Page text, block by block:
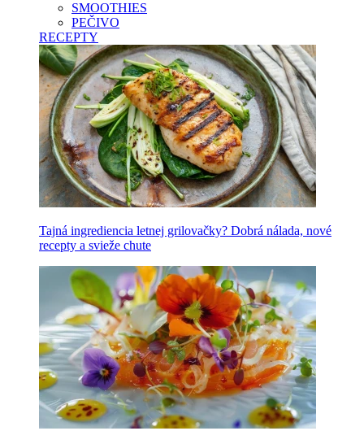
SMOOTHIES
PEČIVO
RECEPTY
Tajná ingrediencia letnej grilovačky? Dobrá nálada, nové
recepty a svieže chute